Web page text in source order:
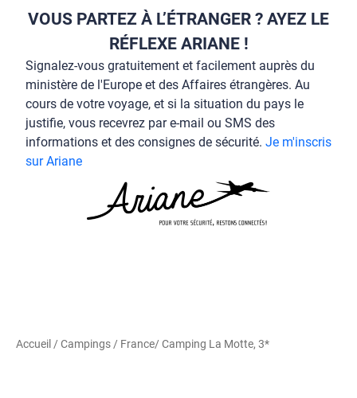
VOUS PARTEZ À L’ÉTRANGER ? AYEZ LE
RÉFLEXE ARIANE !
Signalez-vous gratuitement et facilement auprès du
ministère de l'Europe et des Affaires étrangères. Au
cours de votre voyage, et si la situation du pays le
justifie, vous recevrez par e-mail ou SMS des
informations et des consignes de sécurité. Je m'inscris
sur Ariane
Accueil /Campings / France/ Camping La Motte, 3*